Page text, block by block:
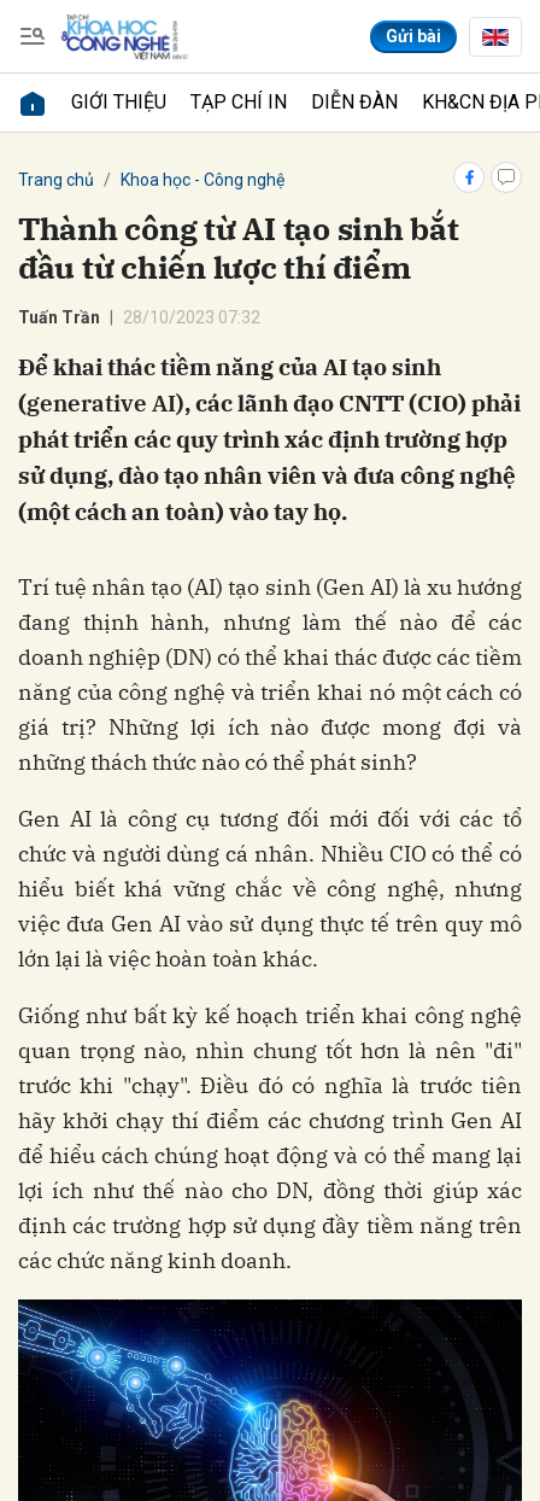
Gửi bài
GIỚI THIỆU TẠP CHÍ IN DIỄN ĐÀN KH&CN ĐỊA
Trang chủ Khoa học - Công nghệ
Thành công từ AI tạo sinh bắt
đầu từ chiến lược thí điểm
Tuấn Trần 28/10/2023 07:32
Để khai thác tiềm năng của AI tạo sinh
(generative AI), các lãnh đạo CNTT (CIO) phải
phát triển các quy trình xác định trường hợp
sử dụng, đào tạo nhân viên và đưa công nghệ
(một cách an toàn) vào tay họ.
Trí tuệ nhân tạo (AI) tạo sinh (Gen AI) là xu hướng
đang thịnh hành, nhưng làm thế nào để các
doanh nghiệp (DN) có thể khai thác được các tiềm
năng của công nghệ và triển khai nó một cách có
giá trị? Những lợi ích nào được mong đợi và
những thách thức nào có thể phát sinh?
Gen AI là công cụ tương đối mới đối với các tổ
chức và người dùng cá nhân. Nhiều CIO có thể có
hiểu biết khá vững chắc về công nghệ, nhưng
việc đưa Gen AI vào sử dụng thực tế trên quy mô
lớn lại là việc hoàn toàn khác.
Giống như bất kỳ kế hoạch triển khai công nghệ
quan trọng nào, nhìn chung tốt hơn là nên "đi"
trước khi "chạy". Điều đó có nghĩa là trước tiên
hãy khởi chạy thí điểm các chương trình Gen AI
để hiểu cách chúng hoạt động và có thể mang lại
lợi ích như thế nào cho DN, đồng thời giúp xác
định các trường hợp sử dụng đầy tiềm năng trên
các chức năng kinh doanh.
Gửi bình luận
Hủy Gửi